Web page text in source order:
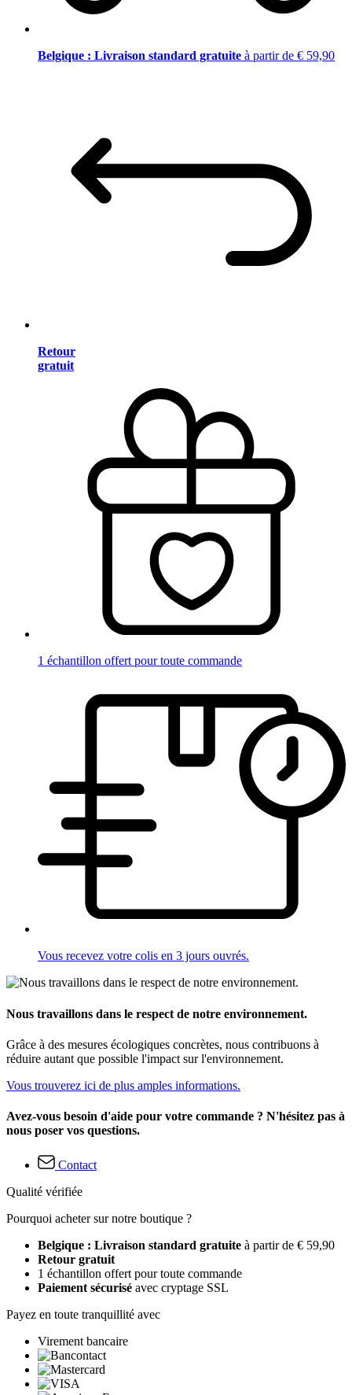
Belgique : Livraison standard gratuite à partir de € 59,90
Retour
gratuit
1 échantillon offert pour toute commande
Vous recevez votre colis en 3 jours ouvrés.
Nous travaillons dans le respect de notre environnement.
Grâce à des mesures écologiques concrètes, nous contribuons à
réduire autant que possible l'impact sur l'environnement.
Vous trouverez ici de plus amples informations.
Avez-vous besoin d'aide pour votre commande ? N'hésitez pas à
nous poser vos questions.
Contact
Qualité vérifiée
Pourquoi acheter sur notre boutique ?
Belgique : Livraison standard gratuite à partir de € 59,90
Retour gratuit
1 échantillon offert pour toute commande
Paiement sécurisé avec cryptage SSL
Payez en toute tranquillité avec
Virement bancaire